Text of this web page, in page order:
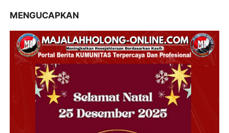
MENGUCAPKAN